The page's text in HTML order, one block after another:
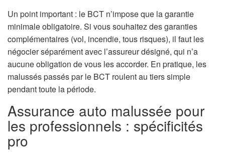
Un point important : le BCT n’impose que la garantie
minimale obligatoire. Si vous souhaitez des garanties
complémentaires (vol, incendie, tous risques), il faut les
négocier séparément avec l’assureur désigné, qui n’a
aucune obligation de vous les accorder. En pratique, les
malussés passés par le BCT roulent au tiers simple
pendant toute la période.
Assurance auto malussée pour
les professionnels : spécificités
pro